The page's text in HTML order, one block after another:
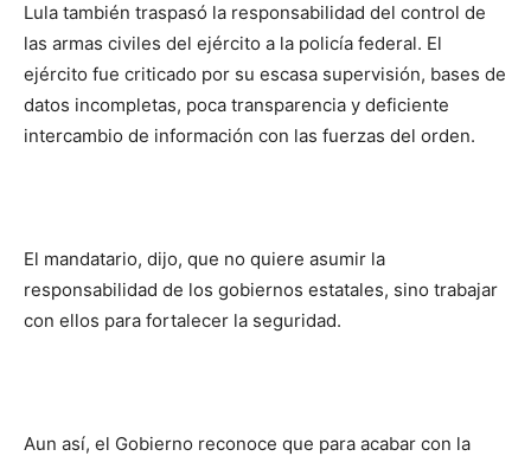
Lula también traspasó la responsabilidad del control de
las armas civiles del ejército a la policía federal. El
ejército fue criticado por su escasa supervisión, bases de
datos incompletas, poca transparencia y deficiente
intercambio de información con las fuerzas del orden.
El mandatario, dijo, que no quiere asumir la
responsabilidad de los gobiernos estatales, sino trabajar
con ellos para fortalecer la seguridad.
Aun así, el Gobierno reconoce que para acabar con la